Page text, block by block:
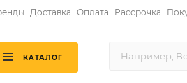
Доставка Оплата Рассрочка
КАТАЛОГ